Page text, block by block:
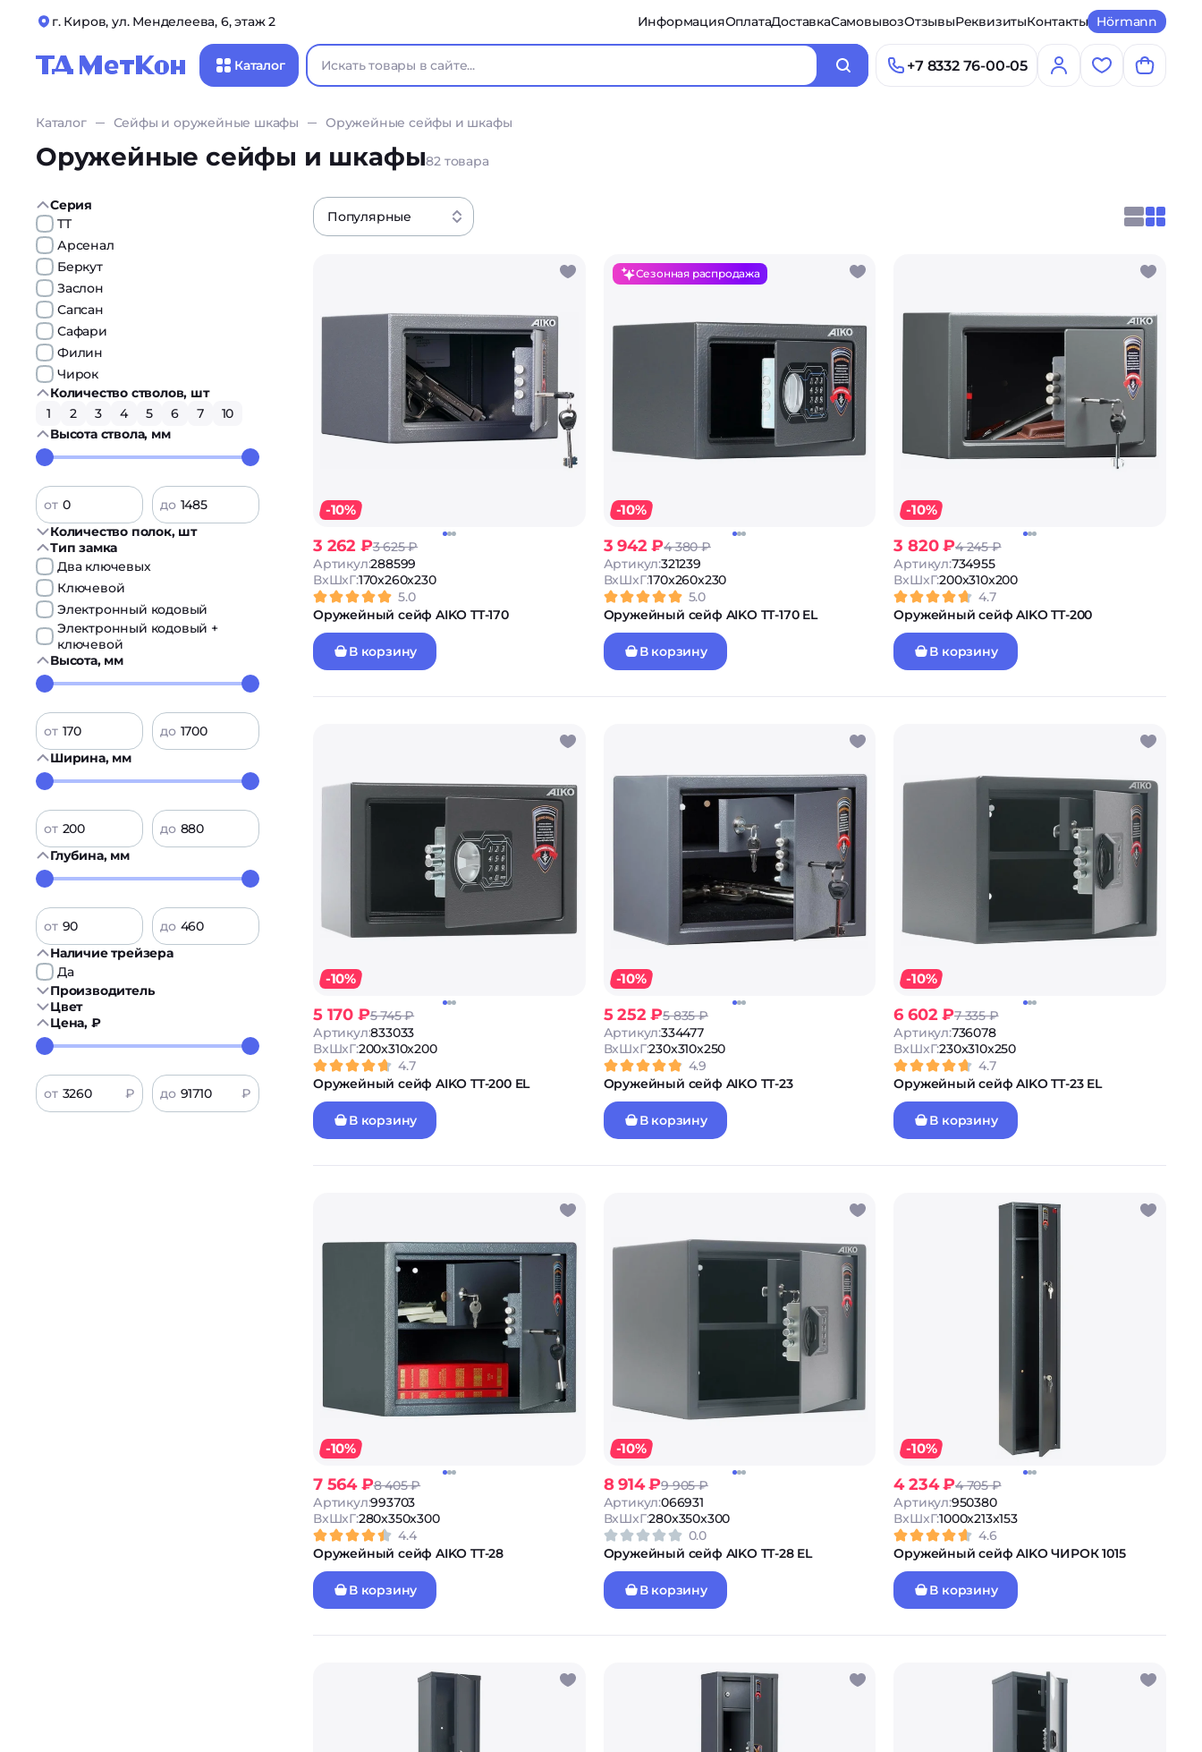
г. Киров, ул. Менделеева, 6, этаж 2 ИнформацияОплатаДоставкаСамовывозОтзывыРеквизитыКонтакты Hörmann
Каталог +7 8332 76-00-05
Каталог Сейфы и оружейные шкафы Оружейные сейфы и шкафы
Оружейные сейфы и шкафы82 товара
Серия
TT
Арсенал
Беркут
Заслон
Сапсан
Сафари
Филин
Чирок
Количество стволов, шт
1
2 3 4 5 6 7
10
Высота ствола, мм
от
до
Количество полок, шт
Тип замка
Два ключевых
Ключевой
Электронный кодовый
Электронный кодовый +
ключевой
Высота, мм
от
до
Ширина, мм
от
до
Глубина, мм
от
до
Наличие трейзера
Да
Производитель
Цвет
Цена, ₽
от ₽ до ₽
Популярные
-10%
3 262 ₽3 625 ₽
Артикул:288599
ВxШxГ:170x260x230
5.0
Оружейный сейф AIKO TT-170
В корзину
Сезонная распродажа
-10%
3 942 ₽4 380 ₽
Артикул:321239
ВxШxГ:170x260x230
5.0
Оружейный сейф AIKO TT-170 EL
В корзину
-10%
3 820 ₽4 245 ₽
Артикул:734955
ВxШxГ:200x310x200
4.7
Оружейный сейф AIKO TT-200
В корзину
-10%
5 170 ₽5 745 ₽
Артикул:833033
ВxШxГ:200x310x200
4.7
Оружейный сейф AIKO TT-200 EL
В корзину
-10%
5 252 ₽5 835 ₽
Артикул:334477
ВxШxГ:230x310x250
4.9
Оружейный сейф AIKO TT-23
В корзину
-10%
6 602 ₽7 335 ₽
Артикул:736078
ВxШxГ:230x310x250
4.7
Оружейный сейф AIKO TT-23 EL
В корзину
-10%
7 564 ₽8 405 ₽
Артикул:993703
ВxШxГ:280x350x300
4.4
Оружейный сейф AIKO TT-28
В корзину
-10%
8 914 ₽9 905 ₽
Артикул:066931
ВxШxГ:280x350x300
0.0
Оружейный сейф AIKO TT-28 EL
В корзину
-10%
4 234 ₽4 705 ₽
Артикул:950380
ВxШxГ:1000x213x153
4.6
Оружейный сейф AIKO ЧИРОК 1015
В корзину